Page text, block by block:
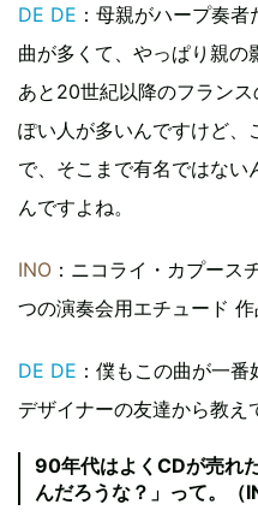
DE DE ：母親がハープ奏
曲が多くて、やっぱり親の
あと20世紀以降のフラン
ぽい人が多いんですけど、
で、そこまで有名ではない
んですよね。
INO ：ニコライ・カプース
つの演奏会用エチュード 作
DE DE ：僕もこの曲が一
デザイナーの友達から教え
90年代はよくCDが売れ
んだろうな？」って。（